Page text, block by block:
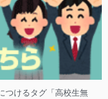
つけるタグ「高校生無